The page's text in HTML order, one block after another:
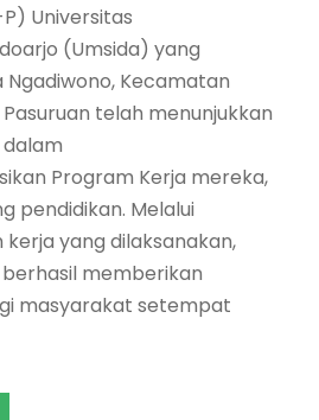
Universitas
(Umsida) yang
Ngadiwono, Kecamatan
telah menunjukkan
Program Kerja mereka,
pendidikan. Melalui
yang dilaksanakan,
berhasil memberikan
masyarakat setempat